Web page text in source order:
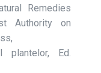
Remedies
Authority on
plantelor, Ed.